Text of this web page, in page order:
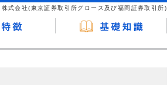
式会社(東京証券取引所グロース及び福岡証券取引所)